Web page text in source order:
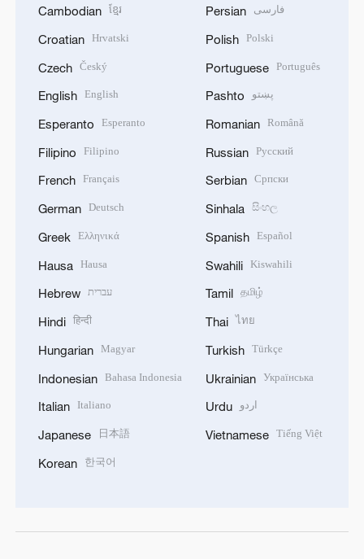
Cambodian ខ្មែរ
Croatian Hrvatski
Czech Český
English English
Esperanto Esperanto
Filipino Filipino
French Français
German Deutsch
Greek Ελληνικά
Hausa Hausa
Hebrew עברית
Hindi हिन्दी
Hungarian Magyar
Indonesian Bahasa Indonesia
Italian Italiano
Japanese 日本語
Korean 한국어
Persian فارسی
Polish Polski
Portuguese Português
Pashto پښتو
Romanian Română
Russian Русский
Serbian Српски
Sinhala සිංහල
Spanish Español
Swahili Kiswahili
Tamil தமிழ்
Thai ไทย
Turkish Türkçe
Ukrainian Українська
Urdu اردو
Vietnamese Tiếng Việt